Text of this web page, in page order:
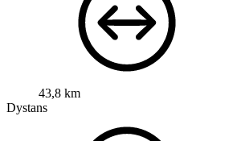
43,8 km
Dystans